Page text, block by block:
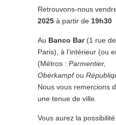
Retrouvons-nous
2025 à partir de 19h30
Au Banco Bar(1 rue
Paris), à l’intérieur (ou
(Métros : Parmentier,
Oberkampfou
Nous vous remercions
une tenue de ville.
Vous aurez la